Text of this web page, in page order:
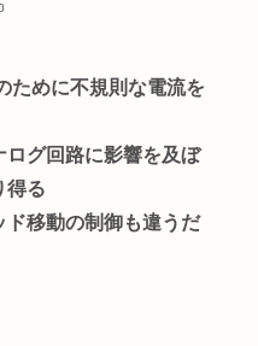
ために不規則な電流を
ログ回路に影響を及ぼ
得る
ド移動の制御も違うだ